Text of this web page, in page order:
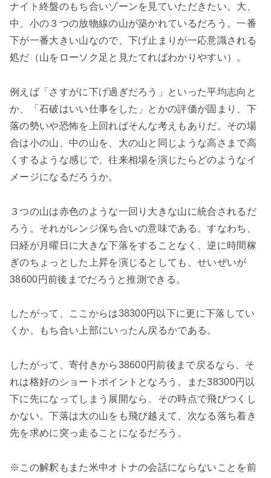
ナイト終盤のもち合いゾーンを見ていただきたい。大、
中、小の３つの放物線の山が築かれているだろう。一番
下が一番大きい山なので、下げ止まりが一応意識される
処だ（山をローソク足と見たてればわかりやすい）。
例えば「さすがに下げ過ぎだろう」といった平均志向と
か、「石破はいい仕事をした」とかの評価が固まり、下
落の勢いや恐怖を上回ればそんな考えもありだ。その場
合は小の山、中の山を、大の山と同じような高さまで高
くするような感じで、往来相場を演じたらどのようなイ
メージになるだろうか。
３つの山は赤色のような一回り大きな山に統合されるだ
ろう。それがレンジ保ち合いの意味である。すなわち、
日経が月曜日に大きな下落をすることなく、逆に時間稼
ぎのちょっとした上昇を演じるとしても、せいぜいが
38600円前後までだろうと推測できる。
したがって、ここからは38300円以下に更に下落してい
くか、もち合い上部にいったん戻るかである。
したがって、寄付きから38600円前後まで戻るなら、そ
れは格好のショートポイントとなろう。また38300円以
下に先になってしまう展開なら、その時点で飛びつくし
かない。下落は大の山をも飛び越えて、次なる落ち着き
先を求めに突っ走ることになるだろう。
※この解釈もまた米中オトナの会話にならないことを前